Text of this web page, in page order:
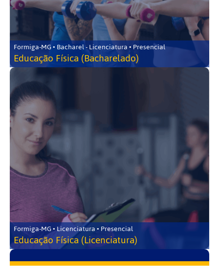
Formiga-MG • Bacharel - Licenciatura • Presencial
Educação Física (Bacharelado)
Formiga-MG • Licenciatura • Presencial
Educação Física (Licenciatura)